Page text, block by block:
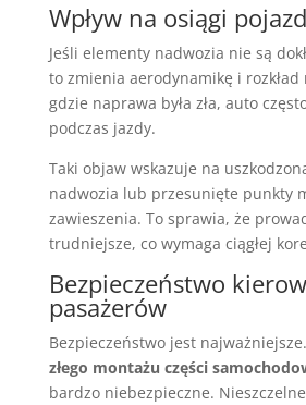
Wpływ na osiągi
Jeśli elementy nadwozia nie są
to zmienia aerodynamikę i rozkład
gdzie naprawa była zła, auto
podczas jazdy.
Taki objaw wskazuje na
nadwozia lub przesunięte punkty
zawieszenia. To sprawia, że
trudniejsze, co wymaga ciągłej
Bezpieczeństwo
pasażerów
Bezpieczeństwo jest najważniejsze.
złego montażu części
bardzo niebezpieczne.